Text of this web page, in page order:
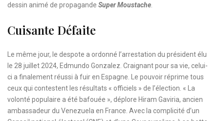
dessin animé de propagande Super Moustache
Cuisante Défaite
Le même jour, le despote a ordonné l’arrestation du président élu
le 28 juillet 2024, Edmundo Gonzalez. Craignant pour sa vie, celui-
ci a finalement réussi à fuir en Espagne. Le pouvoir réprime tous
ceux qui contestent les résultats « officiels » de l’élection. « La
volonté populaire a été bafouée », déplore Hiram Gaviria, ancien
ambassadeur du Venezuela en France. Avec la complicité d’un